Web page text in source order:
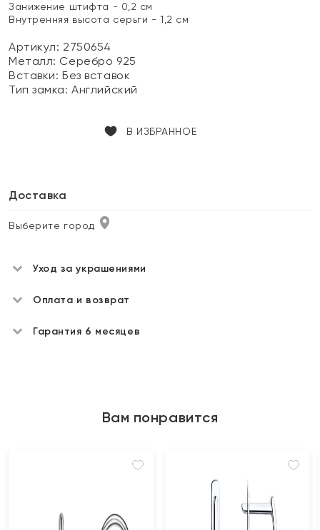
Занижение штифта - 0,2 см
Внутренняя высота серьги - 1,2 см
Артикул: 2750654
Металл: Серебро 925
Вставки:Без вставок
Тип замка:Английский
В ИЗБРАННОЕ
Доставка
Выберите город
Уход за украшениями
Оплата и возврат
Гарантия 6 месяцев
Вам понравится